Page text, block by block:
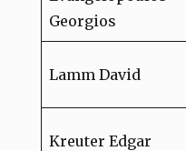
Georgios
Lamm David
Kreuter Edgar